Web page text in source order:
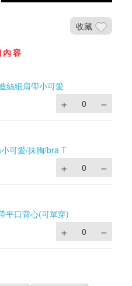
收藏
容
絲細肩帶小可愛
可愛/抹胸/bra T
平口背心(可單穿)